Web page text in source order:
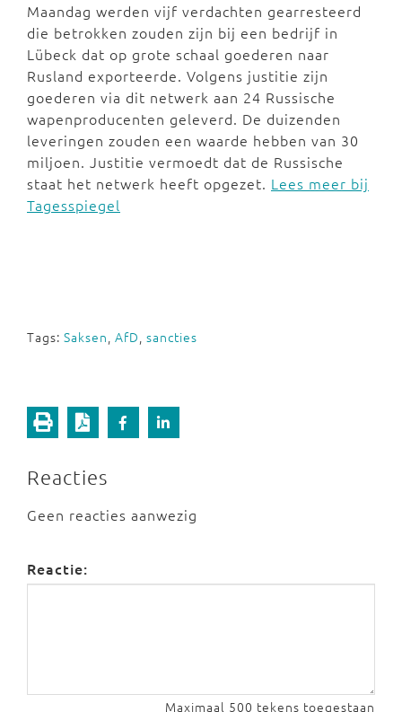
Maandag werden vijf verdachten gearresteerd
die betrokken zouden zijn bij een bedrijf in
Lübeck dat op grote schaal goederen naar
Rusland exporteerde. Volgens justitie zijn
goederen via dit netwerk aan 24 Russische
wapenproducenten geleverd. De duizenden
leveringen zouden een waarde hebben van 30
miljoen. Justitie vermoedt dat de Russische
staat het netwerk heeft opgezet. Lees meer bij
Tagesspiegel
Tags: Saksen, AfD, sancties
Reacties
Geen reacties aanwezig
Reactie:
Maximaal 500 tekens toegestaan